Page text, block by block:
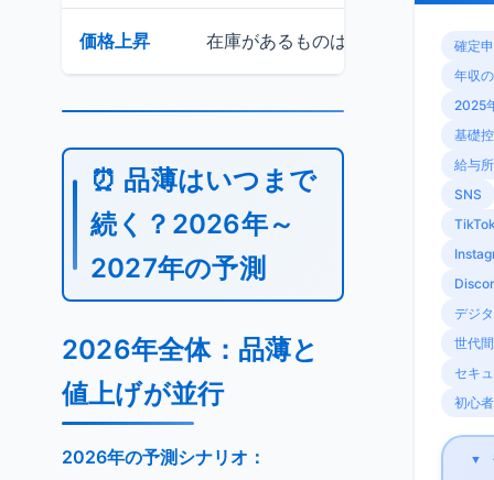
価格上昇 在庫があるものは価格が上乗せされ
⏰ 品薄はいつまで
続く？2026年～
2027年の予測
2026年全体：品薄と
値上げが並行
2026年の予測シナリオ：
確定
年収
2025
基礎
給与
SNS
デジ
世代
セキ
初心
▼